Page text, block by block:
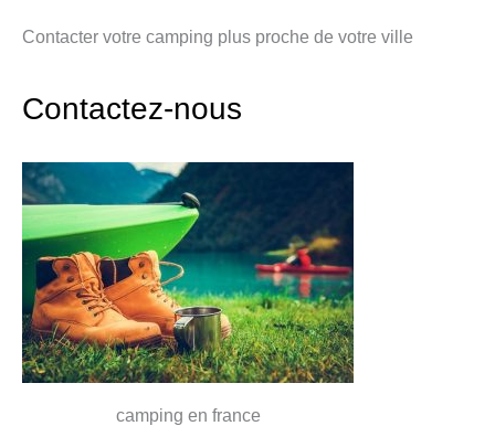
Contacter votre camping plus proche de votre ville
Contactez-nous
camping en france